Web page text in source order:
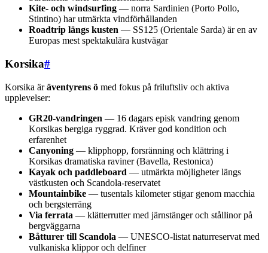
Kite- och windsurfing — norra Sardinien (Porto Pollo,
Stintino) har utmärkta vindförhållanden
Roadtrip längs kusten — SS125 (Orientale Sarda) är en av
Europas mest spektakulära kustvägar
Korsika#
Korsika äräventyrens ö med fokus på friluftsliv och aktiva
upplevelser:
GR20-vandringen — 16 dagars episk vandring genom
Korsikas bergiga ryggrad. Kräver god kondition och
erfarenhet
Canyoning — klipphopp, forsränning och klättring i
Korsikas dramatiska raviner (Bavella, Restonica)
Kayak och paddleboard — utmärkta möjligheter längs
västkusten och Scandola-reservatet
Mountainbike — tusentals kilometer stigar genom macchia
och bergsterräng
Via ferrata — klätterrutter med järnstänger och stållinor på
bergväggarna
Båtturer till Scandola — UNESCO-listat naturreservat med
vulkaniska klippor och delfiner